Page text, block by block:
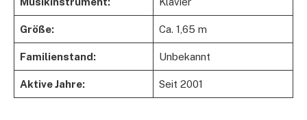
Größe: Ca. 1,65 m
Familienstand: Unbekannt
Aktive Jahre: Seit 2001